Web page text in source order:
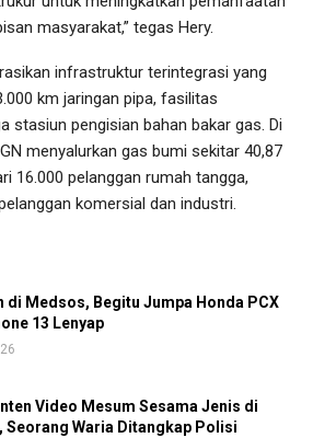
masyarakat,” tegas Hery.
infrastruktur terintegrasi yang
km jaringan pipa, fasilitas
stasiun pengisian bahan bakar gas. Di
menyalurkan gas bumi sekitar 40,87
16.000 pelanggan rumah tangga,
komersial dan industri.
di Medsos, Begitu Jumpa Honda PCX
13 Lenyap
Video Mesum Sesama Jenis di
Seorang Waria Ditangkap Polisi